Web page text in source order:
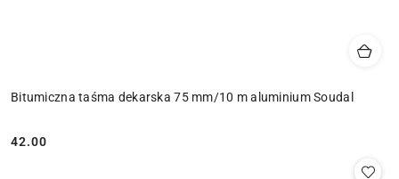
Bitumiczna taśma dekarska 75 mm/10 m aluminium Soudal
Cena:
42.00